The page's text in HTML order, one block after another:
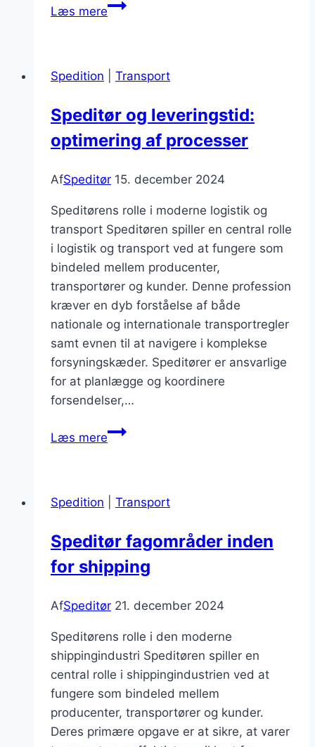
Læs mereSpeditør
og
Spedition Transport
Speditør og leveringstid:
optimering af processer
AfSpeditør 15. december 2024
Speditørens rolle i moderne logistik og
transport Speditøren spiller en central rolle
i logistik og transport ved at fungere som
bindeled mellem producenter,
transportører og kunder. Denne profession
kræver en dyb forståelse af både
nationale og internationale transportregler
samt evnen til at navigere i komplekse
forsyningskæder. Speditører er ansvarlige
for at planlægge og koordinere
forsendelser,…
Læs mereSpeditør
af
Spedition Transport
Speditør fagområder inden
for shipping
AfSpeditør 21. december 2024
Speditørens rolle i den moderne
shippingindustri Speditøren spiller en
central rolle i shippingindustrien ved at
fungere som bindeled mellem
producenter, transportører og kunder.
Deres primære opgave er at sikre, at varer